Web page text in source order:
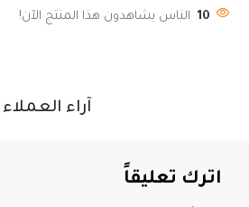
10 الناس يشاهدون هذا المنتج الآن!
آراء العملاء
اترك تعليقاً